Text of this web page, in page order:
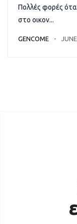
Πολλές φορές
στο οικον...
GENCOME